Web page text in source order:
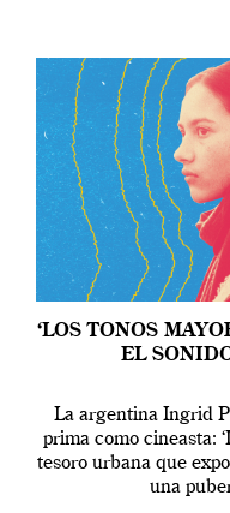
‘LOS TONOS
EL
La argentina Ingrid
prima como cineasta:
tesoro urbana que
una